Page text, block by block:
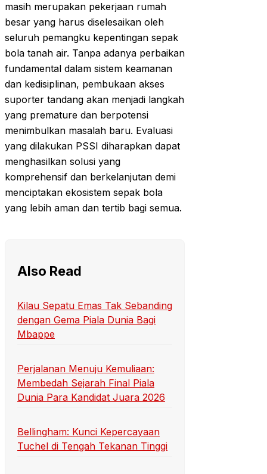
masih merupakan pekerjaan rumah
besar yang harus diselesaikan oleh
seluruh pemangku kepentingan sepak
bola tanah air. Tanpa adanya perbaikan
fundamental dalam sistem keamanan
dan kedisiplinan, pembukaan akses
suporter tandang akan menjadi langkah
yang premature dan berpotensi
menimbulkan masalah baru. Evaluasi
yang dilakukan PSSI diharapkan dapat
menghasilkan solusi yang
komprehensif dan berkelanjutan demi
menciptakan ekosistem sepak bola
yang lebih aman dan tertib bagi semua.
Also Read
Kilau Sepatu Emas Tak Sebanding
dengan Gema Piala Dunia Bagi
Mbappe
Perjalanan Menuju Kemuliaan:
Membedah Sejarah Final Piala
Dunia Para Kandidat Juara 2026
Bellingham: Kunci Kepercayaan
Tuchel di Tengah Tekanan Tinggi